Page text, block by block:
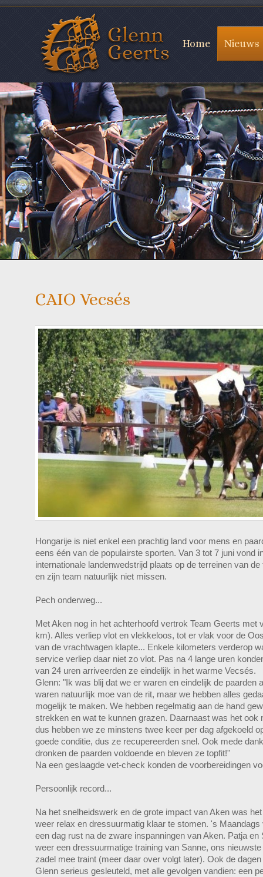
Home Nieuws
CAIO Vecsés
Hongarije is niet enkel een prachtig land voor mens en
eens één van de populairste sporten. Van 3 tot 7 juni vond
internationale landenwedstrijd plaats op de terreinen van
en zijn team natuurlijk niet missen.
Pech onderweg...
Met Aken nog in het achterhoofd vertrok Team Geerts met
km). Alles verliep vlot en vlekkeloos, tot er vlak voor de
van de vrachtwagen klapte... Enkele kilometers verderop
service verliep daar niet zo vlot. Pas na 4 lange uren
van 24 uren arriveerden ze eindelijk in het warme Vecsés.
Glenn: "Ik was blij dat we er waren en eindelijk de paarden
waren natuurlijk moe van de rit, maar we hebben alles
mogelijk te maken. We hebben regelmatig aan de hand
strekken en wat te kunnen grazen. Daarnaast was het ook
dus hebben we ze minstens twee keer per dag afgekoeld
goede conditie, dus ze recupereerden snel. Ook mede
dronken de paarden voldoende en bleven ze topfit!"
Na een geslaagde vet-check konden de voorbereidingen
Persoonlijk record...
Na het snelheidswerk en de grote impact van Aken was
weer relax en dressuurmatig klaar te stomen. 's
een dag rust na de zware inspanningen van Aken. Patja
weer een dressuurmatige training van Sanne, ons
zadel mee traint (meer daar over volgt later). Ook de
Glenn serieus gesleuteld, met alle gevolgen vandien: een